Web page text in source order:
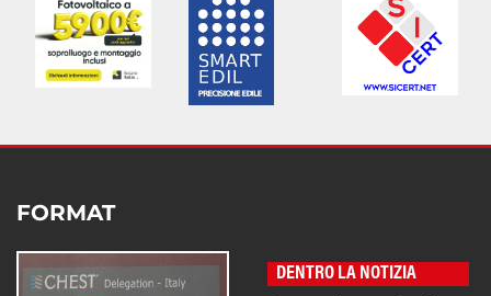
FORMAT
DENTRO LA NOTIZIA